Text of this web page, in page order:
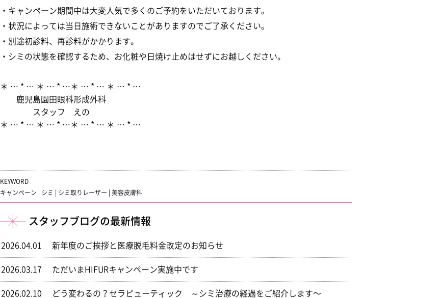
・キャンペーン期間中は大変人気で多くのご予約をいただいております。
・状況によっては当日施術できないことがありますのでご了承ください。
・別途初診料、再診料がかかります。
・シミの状態を確認するため、お化粧や日焼け止めはせずにお越しください。
＊ … * … ＊ … * …＊ … * … ＊ … * …
鹿児島園田眼科形成外科
スタッフ えの
＊ … * … ＊ … * …＊ … * … ＊ … * …
KEYWORD
キャンペーン
シミ シミ取りレーザー 美容皮膚科
スタッフブログの最新情報
2026.04.01 新年度のご挨拶と医療脱毛料金改定のお知らせ
2026.03.17 ただいまHIFURキャンペーン実施中です
2026.02.10 どう変わるの？セラピューティック ～シミ治療の経過をご紹介します〜